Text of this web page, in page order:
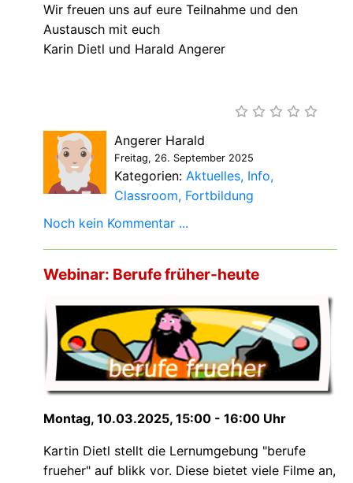
Wir freuen uns auf eure Teilnahme und den
Austausch mit euch
Karin Dietl und Harald Angerer
Angerer Harald
Freitag, 26. September 2025
Kategorien: Aktuelles Info
Classroom Fortbildung
Noch kein Kommentar ...
Webinar: Berufe früher-heute
Montag, 10.03.2025, 15:00 - 16:00 Uhr
Kartin Dietl stellt die Lernumgebung "berufe
frueher" auf blikk vor. Diese bietet viele Filme an,